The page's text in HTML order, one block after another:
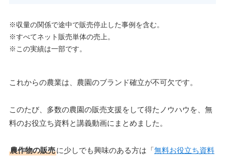
※収量の関係で途中で販売停止した事例を含む。
※すべてネット販売単体の売上。
※この実績は一部です。
これからの農業は、農園のブランド確立が不可欠です。
このたび、多数の農園の販売支援をして得たノウハウを、無
料のお役立ち資料と講義動画にまとめました。
農作物の販売に少しでも興味のある方は「無料お役立ち資料